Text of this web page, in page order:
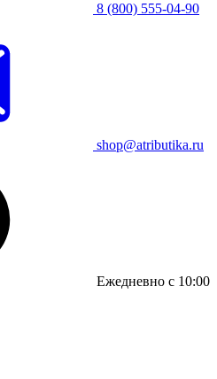
8 (800) 555-04-90
shop@atributika.ru
Ежедневно с 10:00